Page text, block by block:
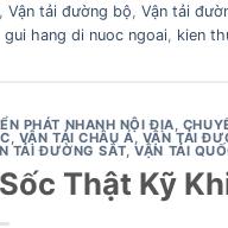
Vận tải đường bộ Vận tải
gui hang di nuoc ngoai kien
PHÁT NHANH NỘI ĐỊA
VẬN TẢI CHÂU Á, VẬN TẢI
TẢI ĐƯỜNG SẮT ,VẬN TẢI
Thật Kỹ